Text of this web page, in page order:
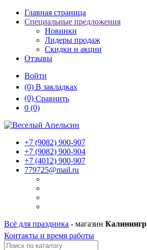
Главная страница
Специальные предложения
Новинки
Лидеры продаж
Скидки и акции
Отзывы
Войти
(0) В закладках
(0) Сравнить
0 (0)
+7 (9082) 900-907
+7 (9082) 900-904
+7 (4012) 900-907
779725@mail.ru
Всё для праздника - магазин
Контакты и время работы